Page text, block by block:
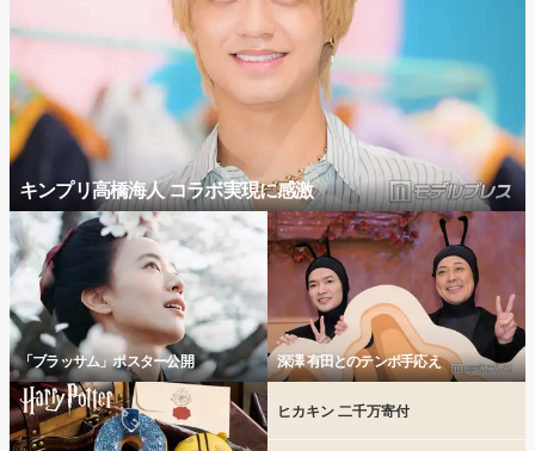
キンプリ高橋海人 コラボ実現に感激
「ブラッサム」ポスター公開 深澤 有田とのテンポ手応え
ヒカキン 二千万寄付